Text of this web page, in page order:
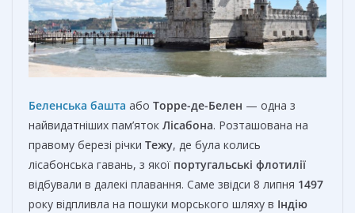
Беленська башта або Торре-де-Белен — одна з
найвидатніших пам’яток Лісабона. Розташована на
правому березі річки Тежу, де була колись
лісабонська гавань, з якої португальські флотилії
відбували в далекі плавання. Саме звідси 8 липня 1497
року відпливла на пошуки морського шляху в Індію